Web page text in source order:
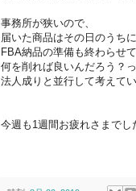
事務所が狭いので、
届いた商品はその日のうちに
FBA納品の準備も終わらせて
何を削れば良いんだろう？
法人成りと並行して考えて
今週も1週間お疲れさまでし